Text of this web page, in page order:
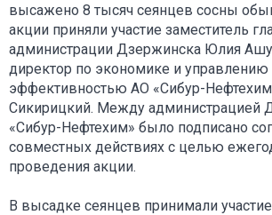
высажено 8 тысяч сеянцев сосны
акции приняли участие заместитель
администрации Дзержинска Юлия
директор по экономике и управлению
эффективностью АО «Сибур-
Сикирицкий. Между администрацией
«Сибур-Нефтехим» было подписано
совместных действиях с целью
проведения акции.
В высадке сеянцев принимали